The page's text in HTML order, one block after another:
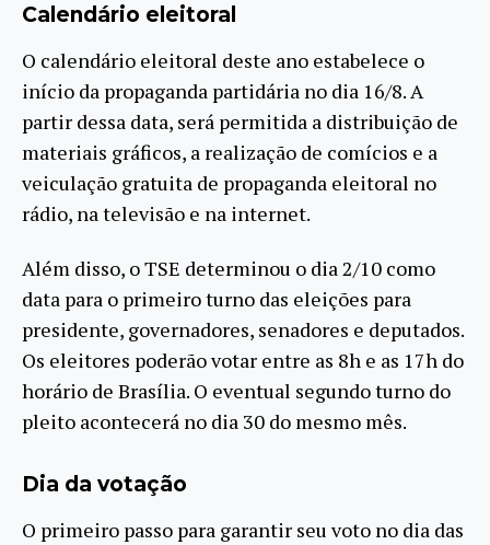
Calendário eleitoral
O calendário eleitoral deste ano estabelece o
início da propaganda partidária no dia 16/8. A
partir dessa data, será permitida a distribuição de
materiais gráficos, a realização de comícios e a
veiculação gratuita de propaganda eleitoral no
rádio, na televisão e na internet.
Além disso, o TSE determinou o dia 2/10 como
data para o primeiro turno das eleições para
presidente, governadores, senadores e deputados.
Os eleitores poderão votar entre as 8h e as 17h do
horário de Brasília. O eventual segundo turno do
pleito acontecerá no dia 30 do mesmo mês.
Dia da votação
O primeiro passo para garantir seu voto no dia das